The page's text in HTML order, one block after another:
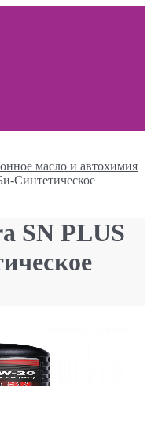
масло и автохимия
Синтетическое
SN PLUS